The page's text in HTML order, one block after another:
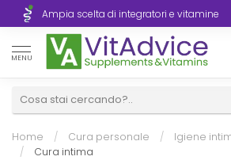
Ampia scelta di integratori e vitamine
MENU
Home / Cura personale /
Igiene
/
Cura intima